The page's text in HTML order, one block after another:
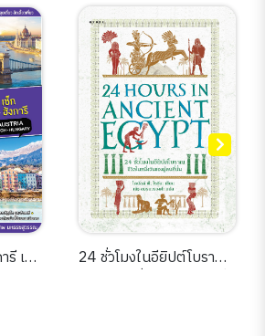
เล่ม
24 ชั่วโมงในอียิปต์โบราณ :